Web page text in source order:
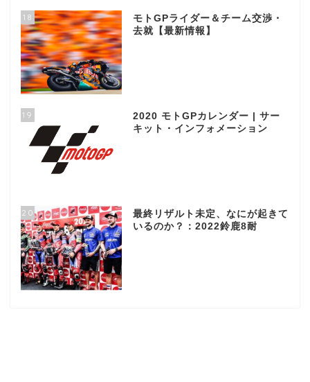
18
モトGPライダー＆チーム交渉・
去就【最新情報】
19
2020 モトGPカレンダー | サー
キット・インフォメーション
20
最終リザルト未定、なにが起きて
いるのか？：2022鈴鹿8耐